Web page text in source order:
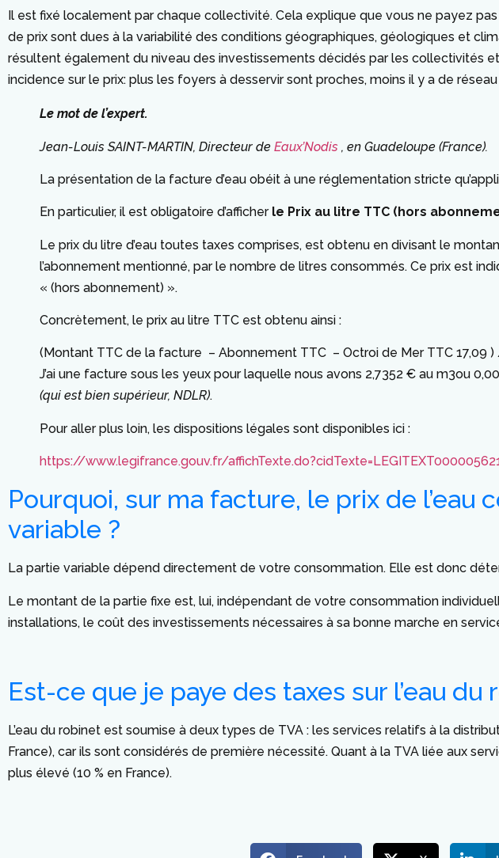
Il est fixé localement par chaque collectivité. Cela explique que vous ne payez
de prix sont dues à la variabilité des conditions géographiques, géologiques et
résultent également du niveau des investissements décidés par les collectivités
incidence sur le prix: plus les foyers à desservir sont proches, moins il y a de
Le mot de l’expert.
Jean-Louis SAINT-MARTIN, Directeur de Eaux’Nodis , en Guadeloupe (France).
La présentation de la facture d’eau obéit à une réglementation stricte
En particulier, il est obligatoire d’afficher le Prix au litre TTC (hors
Le prix du litre d’eau toutes taxes comprises, est obtenu en divisant le
l’abonnement mentionné, par le nombre de litres consommés. Ce prix est
« (hors abonnement) ».
Concrètement, le prix au litre TTC est obtenu ainsi :
(Montant TTC de la facture – Abonnement TTC – Octroi de Mer TTC 17,09
J’ai une facture sous les yeux pour laquelle nous avons 2,7352 € au m3ou
(qui est bien supérieur, NDLR).
Pour aller plus loin, les dispositions légales sont disponibles ici :
https://www.legifrance.gouv.fr/
Pourquoi, sur ma facture, le prix de
variable ?
La partie variable dépend directement de votre consommation. Elle est donc
Le montant de la partie fixe est, lui, indépendant de votre consommation
installations, le coût des investissements nécessaires à sa bonne marche en
Est-ce que je paye des taxes sur l’eau du
L’eau du robinet est soumise à deux types de TVA : les services relatifs à la
France), car ils sont considérés de première nécessité. Quant à la TVA liée aux
plus élevé (10 % en France).